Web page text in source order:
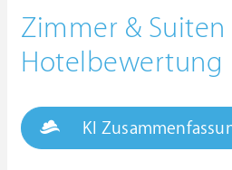
Zimmer & Suiten
Hotelbewertung
KI